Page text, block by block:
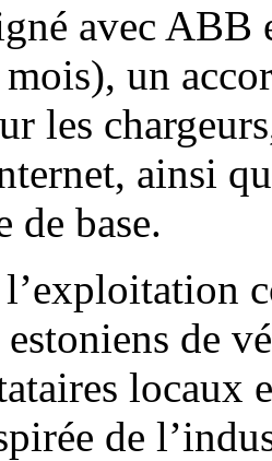
avec ABB
un
les
ainsi
de base.
de
locaux
de